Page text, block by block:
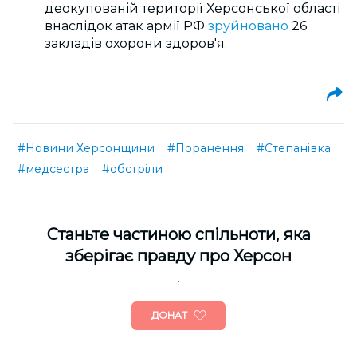
деокупованій території Херсонської області
внаслідок атак армії РФ зруйновано 26
закладів охорони здоров'я.
#Новини Херсонщини #Поранення
#Степанівка
#медсестра
#обстріли
Cтаньте частиною спільноти, яка
зберігає правду про Херсон
ДОНАТ